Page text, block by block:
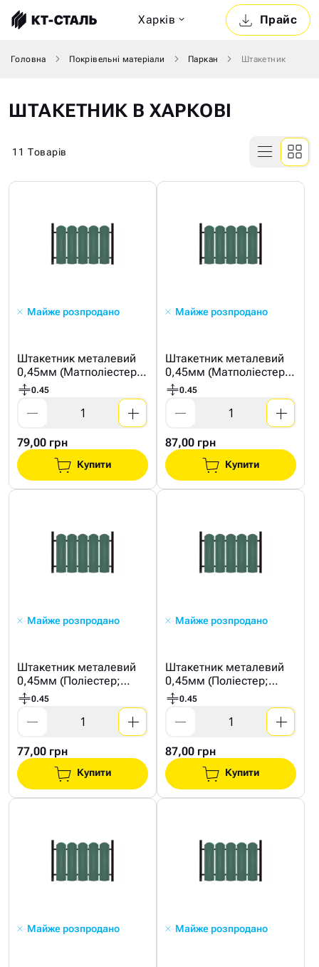
Прайс
Харкiв
Головна Покрівельні матеріали Паркан Штакетник
ШТАКЕТНИК В ХАРКОВІ
11 Товарів
Майже розпродано
Штакетник металевий
0,45мм (Матполіестер;
Економ ;6005 Зелений)
0.45
79,00 грн
Купити
Майже розпродано
Штакетник металевий
0,45мм (Матполіестер;
Україна ;6005 Зелений)
0.45
87,00 грн
Купити
Майже розпродано
Штакетник металевий
0,45мм (Поліестер;
Економ ;6005 Зелений)
0.45
77,00 грн
Купити
Майже розпродано
Штакетник металевий
0,45мм (Поліестер;
Україна ;6005 Зелений)
0.45
87,00 грн
Купити
Майже розпродано Майже розпродано